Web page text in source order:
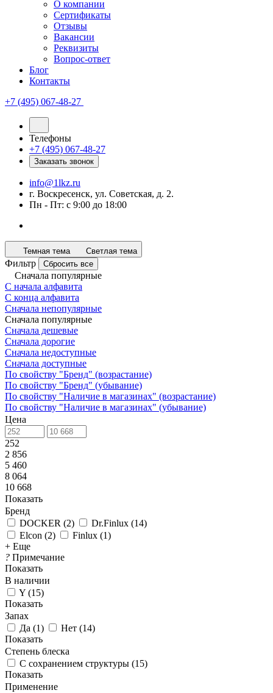
О компании
Сертификаты
Отзывы
Вакансии
Реквизиты
Вопрос-ответ
Блог
Контакты
+7 (495) 067-48-27
Телефоны
+7 (495) 067-48-27
Заказать звонок
info@1lkz.ru
г. Воскресенск, ул. Советская, д. 2.
Пн - Пт: с 9:00 до 18:00
Темная тема Светлая тема
Фильтр Сбросить все
Сначала популярные
С начала алфавита
С конца алфавита
Сначала непопулярные
Сначала популярные
Сначала дешевые
Сначала дорогие
Сначала недоступные
Сначала доступные
По свойству "Бренд" (возрастание)
По свойству "Бренд" (убывание)
По свойству "Наличие в магазинах" (возрастание)
По свойству "Наличие в магазинах" (убывание)
Цена
252
2 856
5 460
8 064
10 668
Показать
Бренд
DOCKER (2) Dr.Finlux (14)
Elcon (2) Finlux (1)
+ Еще
? Примечание
Показать
В наличии
Y (15)
Показать
Запах
Да (1) Нет (14)
Показать
Степень блеска
С сохранением структуры (15)
Показать
Применение